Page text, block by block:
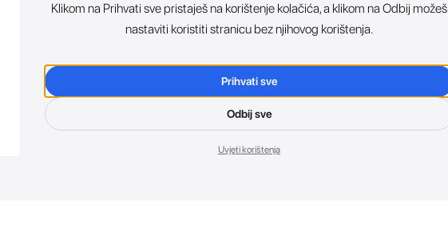
Klikom na Prihvati sve pristaješ na korištenje kolačića, a klikom na Odbij možeš
nastaviti koristiti stranicu bez njihovog korištenja.
Prihvati sve
Odbij sve
Uvjeti korištenja